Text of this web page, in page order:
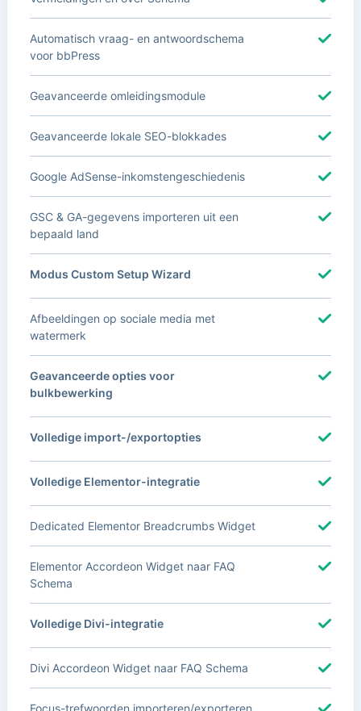
Automatisch vraag- en antwoordschema
voor bbPress
Geavanceerde omleidingsmodule
Geavanceerde lokale SEO-blokkades
Google AdSense-inkomstengeschiedenis
GSC & GA-gegevens importeren uit een
bepaald land
Modus Custom Setup Wizard
Afbeeldingen op sociale media met
watermerk
Geavanceerde opties voor
bulkbewerking
Volledige import-/exportopties
Volledige Elementor-integratie
Dedicated Elementor Breadcrumbs Widget
Elementor Accordeon Widget naar FAQ
Schema
Volledige Divi-integratie
Divi Accordeon Widget naar FAQ Schema
Focus-trefwoorden importeren/exporteren